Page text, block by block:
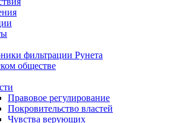
фильтрации Рунета
обществе
Правовое регулирование
Покровительство властей
Чувства верующих